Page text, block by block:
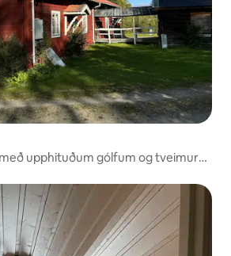
upphituðum gólfum og tveimur